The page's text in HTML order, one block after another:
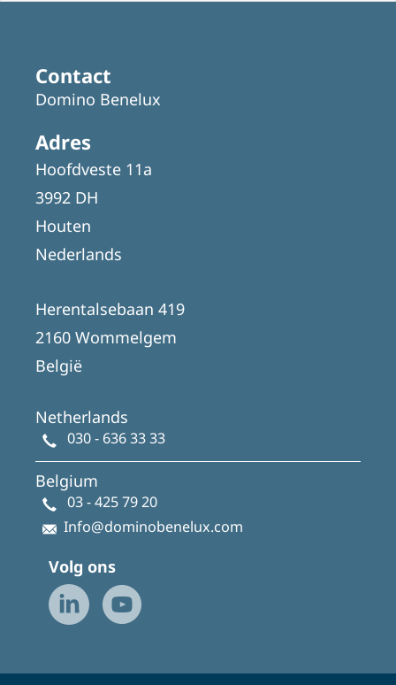
Contact
Domino Benelux
Adres
Hoofdveste 11a
3992 DH
Houten
Nederlands
Herentalsebaan 419
2160 Wommelgem
België
Netherlands
030 - 636 33 33
Belgium
03 - 425 79 20
Info@dominobenelux.com
Volg ons